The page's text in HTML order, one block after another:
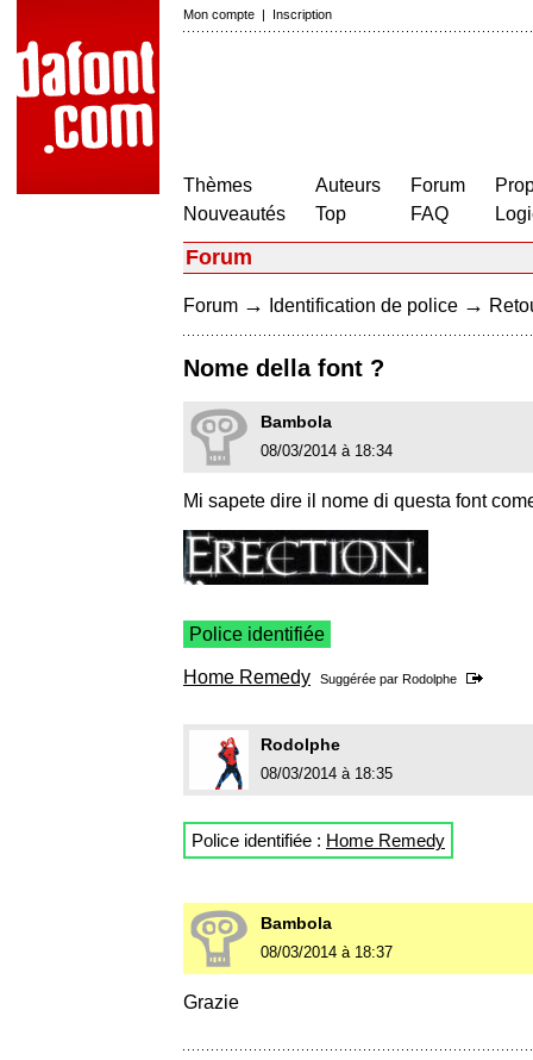
Mon compte | Inscription
Thèmes
Nouveautés
Auteurs
Top
Forum
FAQ
Forum
Forum → Identification de police →
Nome della font ?
Bambola
08/03/2014 à 18:34
Mi sapete dire il nome di questa font
Police identifiée
Home Remedy Suggérée par Rodolphe
Rodolphe
08/03/2014 à 18:35
Police identifiée : Home Remedy
Bambola
08/03/2014 à 18:37
Grazie